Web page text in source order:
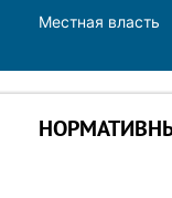
Местная власть